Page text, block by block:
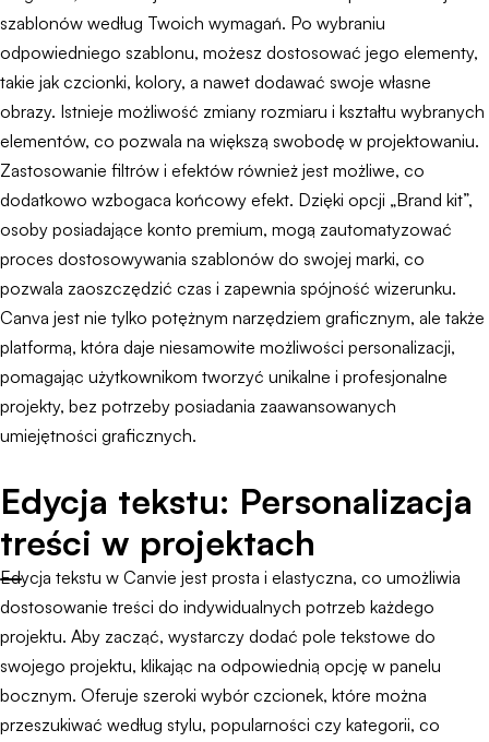
szablonów według Twoich wymagań. Po wybraniu
odpowiedniego szablonu, możesz dostosować jego elementy,
takie jak czcionki, kolory, a nawet dodawać swoje własne
obrazy. Istnieje możliwość zmiany rozmiaru i kształtu wybranych
elementów, co pozwala na większą swobodę w projektowaniu.
Zastosowanie filtrów i efektów również jest możliwe, co
dodatkowo wzbogaca końcowy efekt. Dzięki opcji „Brand kit”,
osoby posiadające konto premium, mogą zautomatyzować
proces dostosowywania szablonów do swojej marki, co
pozwala zaoszczędzić czas i zapewnia spójność wizerunku.
Canva jest nie tylko potężnym narzędziem graficznym, ale także
platformą, która daje niesamowite możliwości personalizacji,
pomagając użytkownikom tworzyć unikalne i profesjonalne
projekty, bez potrzeby posiadania zaawansowanych
umiejętności graficznych.
Edycja tekstu: Personalizacja
treści w projektach
Edycja tekstu w Canvie jest prosta i elastyczna, co umożliwia
dostosowanie treści do indywidualnych potrzeb każdego
projektu. Aby zacząć, wystarczy dodać pole tekstowe do
swojego projektu, klikając na odpowiednią opcję w panelu
bocznym. Oferuje szeroki wybór czcionek, które można
przeszukiwać według stylu, popularności czy kategorii, co